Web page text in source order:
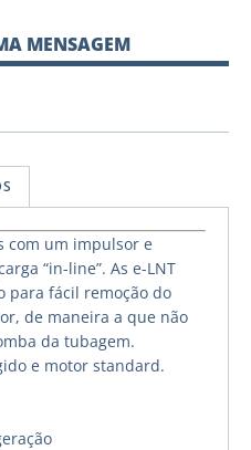
MENSAGEM
com um impulsor e
“in-line”. As e-LNT
para fácil remoção do
de maneira a que não
da tubagem.
e motor standard.